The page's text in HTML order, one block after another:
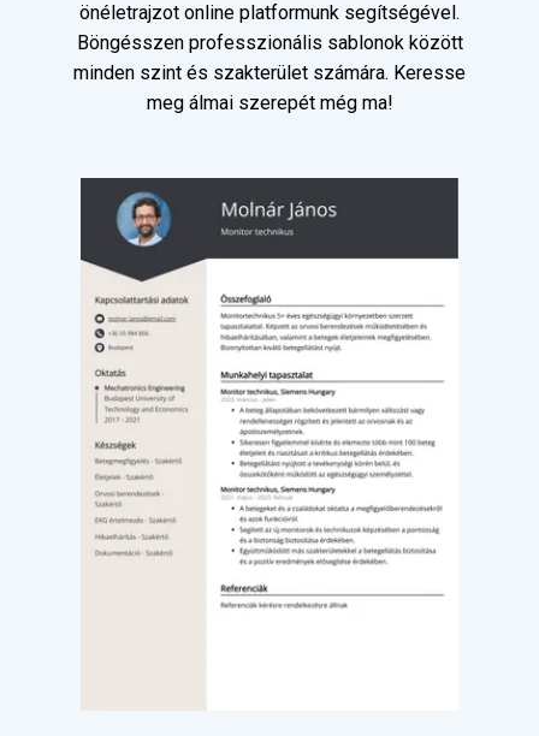
önéletrajzot online platformunk segítségével.
Böngésszen professzionális sablonok között
minden szint és szakterület számára. Keresse
meg álmai szerepét még ma!